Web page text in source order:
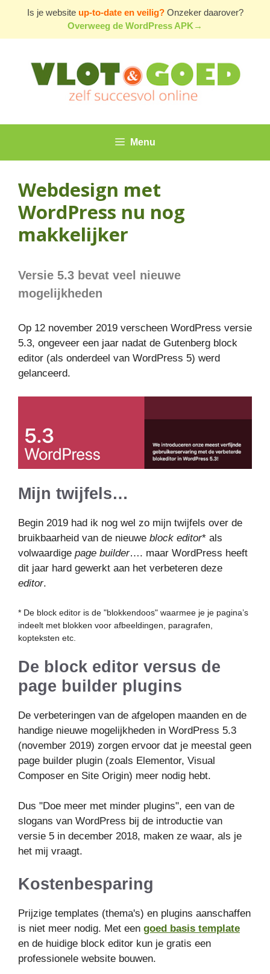
de
Is je website up-to-date en veilig? Onzeker daarover?
Overweeg de WordPress APK→
Menu
Webdesign met
WordPress nu nog
makkelijker
Versie 5.3 bevat veel nieuwe
mogelijkheden
Op 12 november 2019 verscheen WordPress versie
5.3, ongeveer een jaar nadat de Gutenberg block
editor (als onderdeel van WordPress 5) werd
gelanceerd.
Mijn twijfels…
Begin 2019 had ik nog wel zo mijn twijfels over de
bruikbaarheid van de nieuwe block editor* als
volwaardige page builder…. maar WordPress heeft
dit jaar hard gewerkt aan het verbeteren deze
editor.
* De block editor is de "blokkendoos" waarmee je je pagina’s
indeelt met blokken voor afbeeldingen, paragrafen,
kopteksten etc.
De block editor versus de
page builder plugins
De verbeteringen van de afgelopen maanden en de
handige nieuwe mogelijkheden in WordPress 5.3
(november 2019) zorgen ervoor dat je meestal geen
page builder plugin (zoals Elementor, Visual
Composer en Site Origin) meer nodig hebt.
Dus "Doe meer met minder plugins", een van de
slogans van WordPress bij de introductie van
versie 5 in december 2018, maken ze waar, als je
het mij vraagt.
Kostenbesparing
Prijzige templates (thema's) en plugins aanschaffen
is niet meer nodig. Met een goed basis template
en de huidige block editor kun je gratis een
professionele website bouwen.